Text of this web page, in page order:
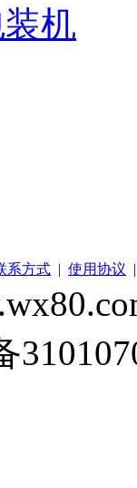
机
系方式 | 使用协议